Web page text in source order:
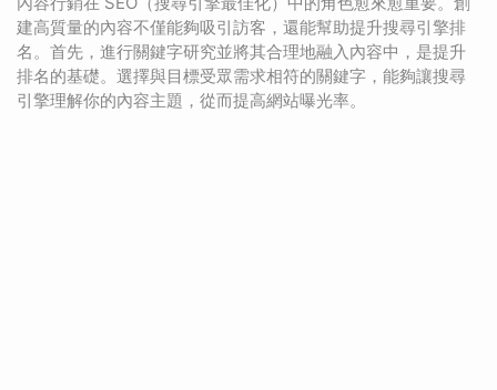
建高質量的內容不僅能夠吸引訪客，還能幫助提升搜尋引擎排
名。首先，進行關鍵字研究並將其合理地融入內容中，是提升
排名的基礎。選擇與目標受眾需求相符的關鍵字，能夠讓搜尋
引擎理解你的內容主題，從而提高網站曝光率。